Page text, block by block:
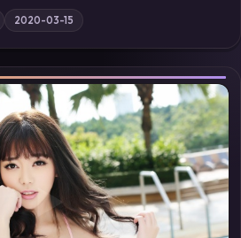
死营救；摄影与配乐强化地域气质；站
看高清电视剧在线看」延展检索同类型
追剧体验。
2020-03-15
▶